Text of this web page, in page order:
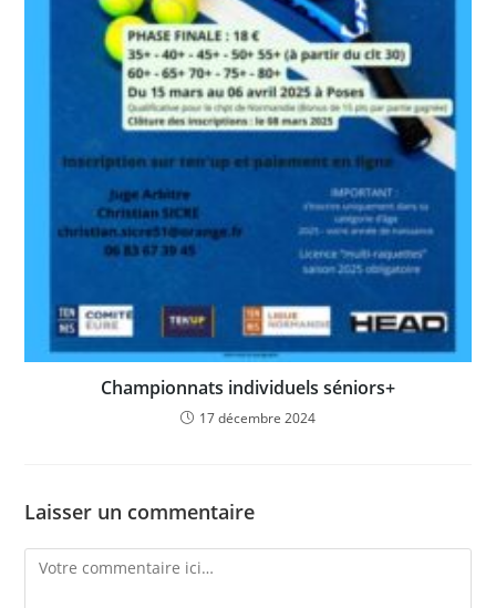
Championnats individuels séniors+
17 décembre 2024
Laisser un commentaire
Comment